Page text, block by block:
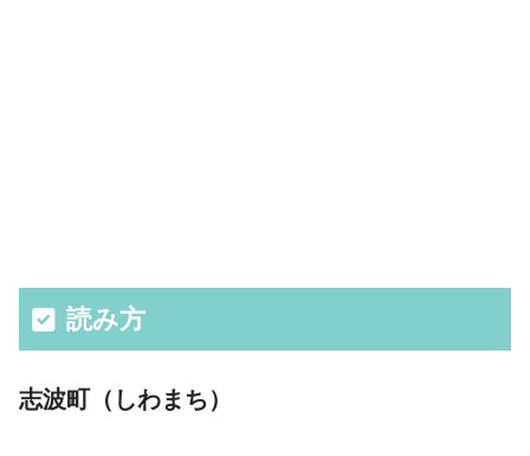
読み方
志波町（しわまち）